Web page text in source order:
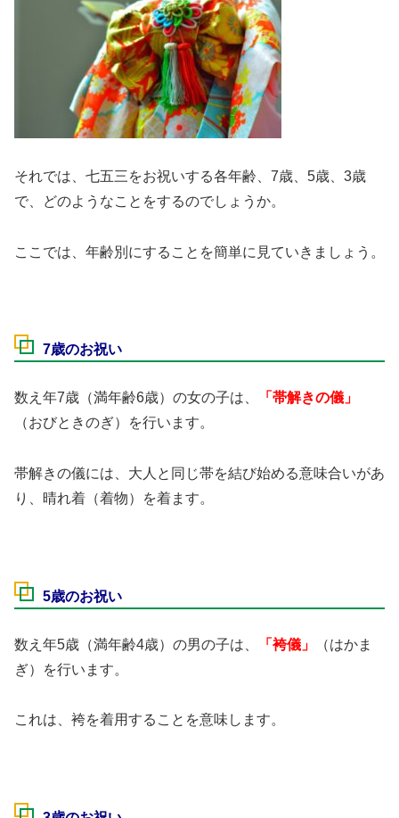
それでは、七五三をお祝いする各年齢、7歳、5歳、3歳
で、どのようなことをするのでしょうか。
ここでは、年齢別にすることを簡単に見ていきましょう。
7歳のお祝い
数え年7歳（満年齢6歳）の女の子は、
「帯解きの儀」
（おびときのぎ）を行います。
帯解きの儀には、大人と同じ帯を結び始める意味合いがあ
り、晴れ着（着物）を着ます。
5歳のお祝い
数え年5歳（満年齢4歳）の男の子は、 「袴儀」
（はかま
ぎ）を行います。
これは、袴を着用することを意味します。